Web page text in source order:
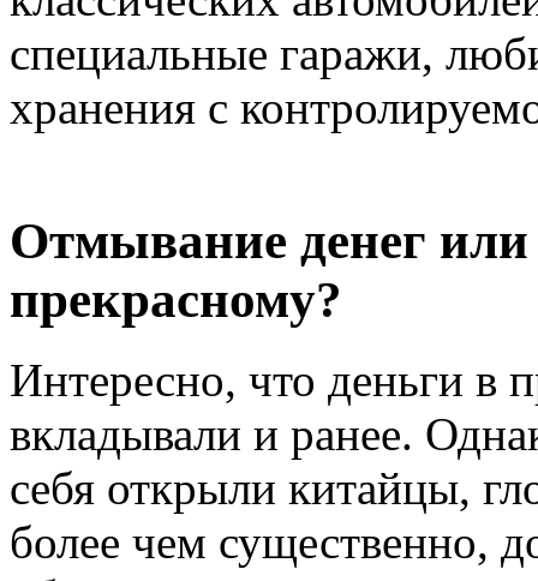
специальные гаражи,
хранения с
Отмывание денег
прекрасному?
Интересно, что деньги в
вкладывали и ранее.
себя открыли китайцы,
более чем существенно,